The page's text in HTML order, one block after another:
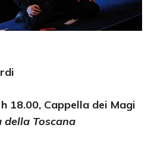
18.00, Cappella dei Magi
della Toscana